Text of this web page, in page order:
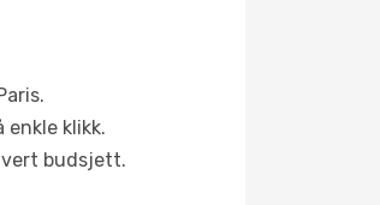
klikk.
budsjett.